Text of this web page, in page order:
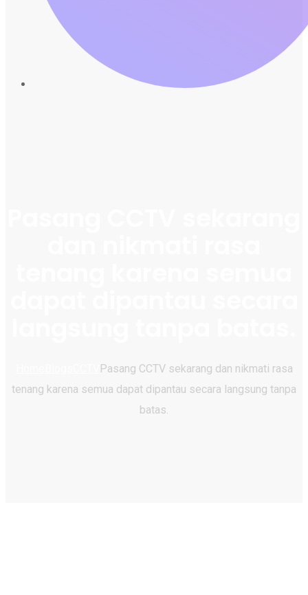
Pasang CCTV sekarang dan nikmati rasa
tenang karena semua dapat dipantau secara langsung tanpa
batas.